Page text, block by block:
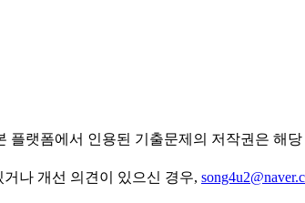
랫폼에서 인용된 기출문제의 저작권은 해
나 개선 의견이 있으신 경우,